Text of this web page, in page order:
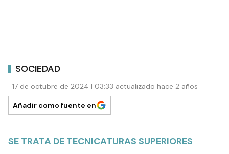
SOCIEDAD
17 de octubre de 2024 | 03:33 actualizado hace 2 años
Añadir como fuente en
SE TRATA DE TECNICATURAS SUPERIORES